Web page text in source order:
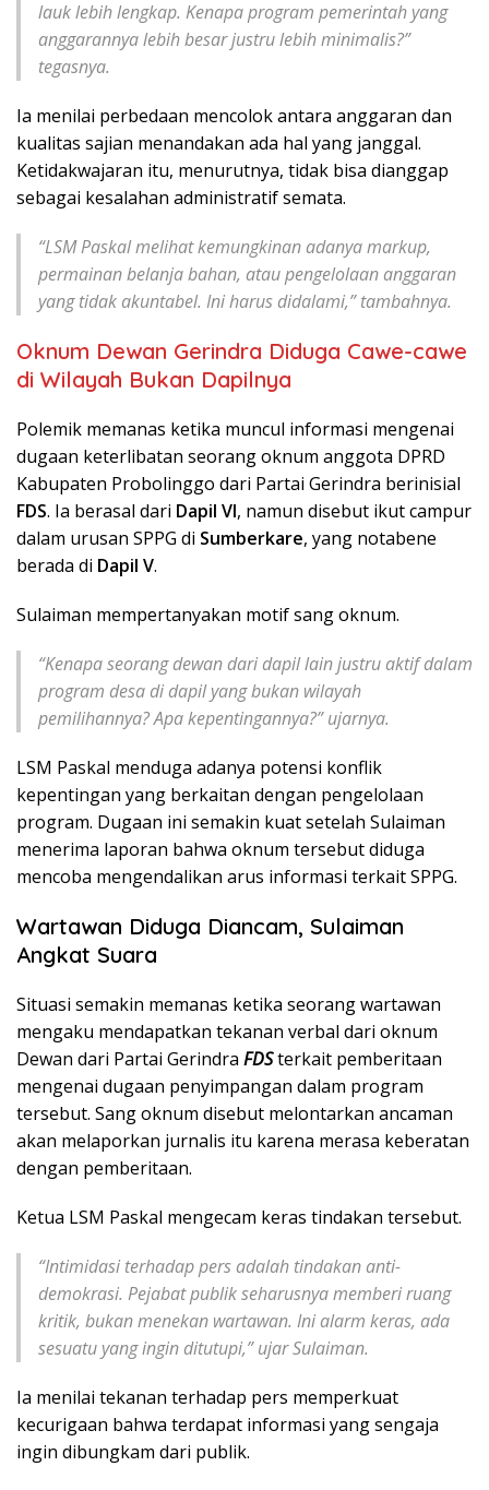
lauk lebih lengkap. Kenapa program pemerintah yang
anggarannya lebih besar justru lebih minimalis?”
tegasnya.
Ia menilai perbedaan mencolok antara anggaran dan
kualitas sajian menandakan ada hal yang janggal.
Ketidakwajaran itu, menurutnya, tidak bisa dianggap
sebagai kesalahan administratif semata.
“LSM Paskal melihat kemungkinan adanya markup,
permainan belanja bahan, atau pengelolaan anggaran
yang tidak akuntabel. Ini harus didalami,” tambahnya.
Oknum Dewan Gerindra Diduga Cawe-cawe
di Wilayah Bukan Dapilnya
Polemik memanas ketika muncul informasi mengenai
dugaan keterlibatan seorang oknum anggota DPRD
Kabupaten Probolinggo dari Partai Gerindra berinisial
FDS. Ia berasal dari Dapil VI, namun disebut ikut campur
dalam urusan SPPG di Sumberkare, yang notabene
berada di Dapil V.
Sulaiman mempertanyakan motif sang oknum.
“Kenapa seorang dewan dari dapil lain justru aktif dalam
program desa di dapil yang bukan wilayah
pemilihannya? Apa kepentingannya?” ujarnya.
LSM Paskal menduga adanya potensi konflik
kepentingan yang berkaitan dengan pengelolaan
program. Dugaan ini semakin kuat setelah Sulaiman
menerima laporan bahwa oknum tersebut diduga
mencoba mengendalikan arus informasi terkait SPPG.
Wartawan Diduga Diancam, Sulaiman
Angkat Suara
Situasi semakin memanas ketika seorang wartawan
mengaku mendapatkan tekanan verbal dari oknum
Dewan dari Partai Gerindra FDSterkait pemberitaan
mengenai dugaan penyimpangan dalam program
tersebut. Sang oknum disebut melontarkan ancaman
akan melaporkan jurnalis itu karena merasa keberatan
dengan pemberitaan.
Ketua LSM Paskal mengecam keras tindakan tersebut.
“Intimidasi terhadap pers adalah tindakan anti-
demokrasi. Pejabat publik seharusnya memberi ruang
kritik, bukan menekan wartawan. Ini alarm keras, ada
sesuatu yang ingin ditutupi,” ujar Sulaiman.
Ia menilai tekanan terhadap pers memperkuat
kecurigaan bahwa terdapat informasi yang sengaja
ingin dibungkam dari publik.